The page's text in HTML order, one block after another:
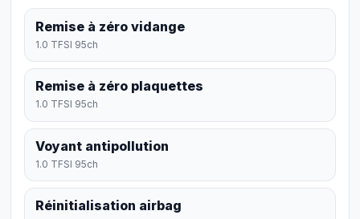
Remise à zéro vidange
1.0 TFSI 95ch
Remise à zéro plaquettes
1.0 TFSI 95ch
Voyant antipollution
1.0 TFSI 95ch
Réinitialisation airbag